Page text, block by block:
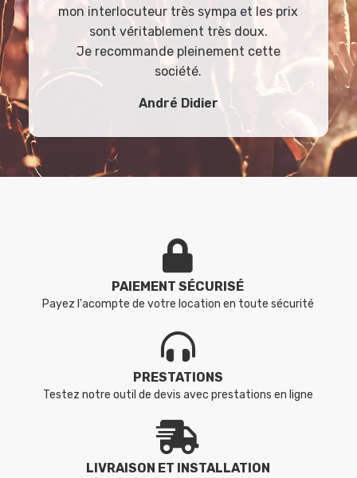
mon interlocuteur très sympa et les prix
sont véritablement très doux.
Je recommande pleinement cette
société.
André Didier
PAIEMENT SÉCURISÉ
Payez l'acompte de votre location en toute sécurité
PRESTATIONS
Testez notre outil de devis avec prestations en ligne
LIVRAISON ET INSTALLATION